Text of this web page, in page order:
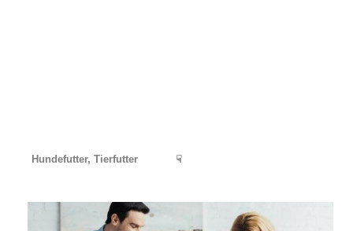
Hundefutter, Tierfutter ☟